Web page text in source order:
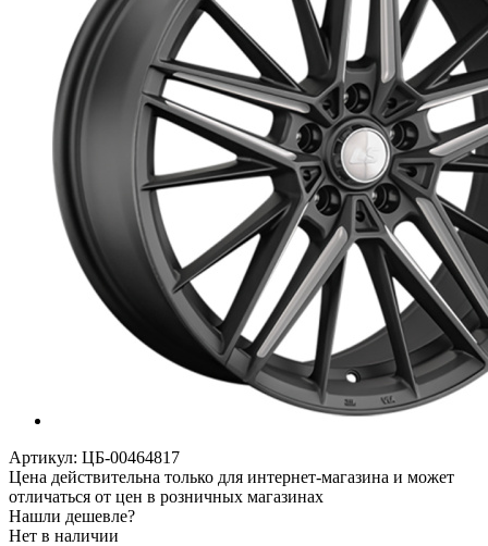
Артикул: ЦБ-00464817
Цена действительна только для интернет-магазина и может
отличаться от цен в розничных магазинах
Нашли дешевле?
Нет в наличии